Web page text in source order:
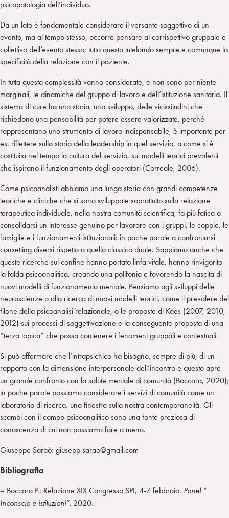
psicopatologia dell’individuo.
Da un lato è fondamentale considerare il versante soggettivo di un
evento, ma al tempo stesso, occorre pensare al corrispettivo gruppale e
collettivo dell’evento stesso; tutto questo tutelando sempre e comunque la
specificità della relazione con il paziente.
In tutta questa complessità vanno considerate, e non sono per niente
marginali, le dinamiche del gruppo di lavoro e dell’istituzione sanitaria. Il
sistema di cure ha una storia, uno sviluppo, delle vicissitudini che
richiedono una pensabilità per potere essere valorizzate, perché
rappresentano uno strumento di lavoro indispensabile, è importante per
es. riflettere sulla storia della leadership in quel servizio, a come si è
costituita nel tempo la cultura del servizio, sui modelli teorici prevalenti
che ispirano il funzionamento degli operatori (Correale, 2006).
Come psicoanalisti abbiamo una lunga storia con grandi competenze
teoriche e cliniche che si sono sviluppate soprattutto sulla relazione
terapeutica individuale, nella nostra comunità scientifica, fa più fatica a
consolidarsi un interesse genuino per lavorare con i gruppi, le coppie, le
famiglie e i funzionamenti istituzionali: in poche parole a confrontarsi
consetting diversi rispetto a quello classico duale. Sappiamo anche che
queste ricerche sul confine hanno portato linfa vitale, hanno rinvigorito
la falda psicoanalitica, creando una polifonia e favorendo la nascita di
nuovi modelli di funzionamento mentale. Pensiamo agli sviluppi delle
neuroscienze o alla ricerca di nuovi modelli teorici, come il prevalere del
filone della psicoanalisi relazionale, o le proposte di Kaes (2007, 2010,
2012) sui processi di soggettivazione e la conseguente proposta di una
“terza topica” che possa contenere i fenomeni gruppali e contestuali.
Si può affermare che l’intrapsichico ha bisogno, sempre di più, di un
rapporto con la dimensione interpersonale dell’incontro e questo apre
un grande confronto con la salute mentale di comunità (Boccara, 2020);
in poche parole possiamo considerare i servizi di comunità come un
laboratorio di ricerca, una finestra sulla nostra contemporaneità. Gli
scambi con il campo psicoanalitico sono una fonte preziosa di
conoscenza di cui non possiamo fare a meno.
Giuseppe Saraò: giusepp.sarao@gmail.com
Bibliografia
– Boccara P.: Relazione XIX Congresso SPI, 4-7 febbraio. Panel “
Inconscio e istituzioni”, 2020.